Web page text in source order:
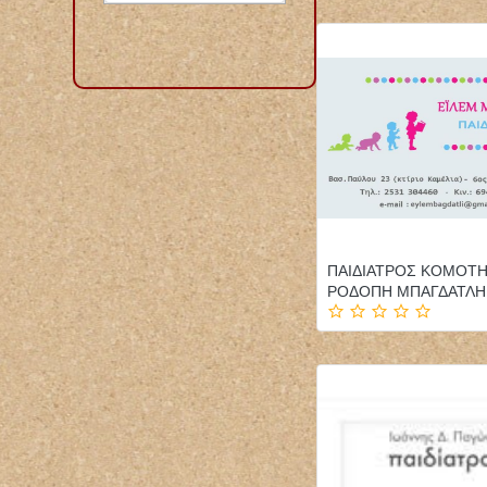
ΠΑΙΔΙΑΤΡΟΣ
ΡΟΔΟΠΗ ΜΠΑΓΔΑΤΛΗ